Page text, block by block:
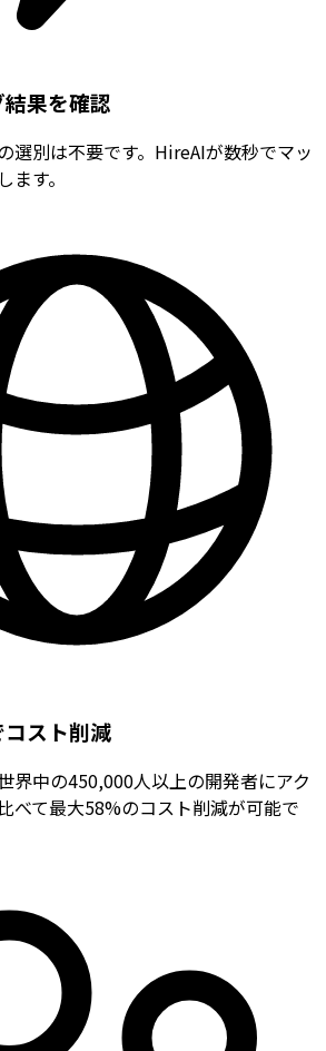
果を確認
選別は不要です。HireAIが数秒でマッ
す。
スト削減
界中の450,000人以上の開発者にアク
べて最大58%のコスト削減が可能で